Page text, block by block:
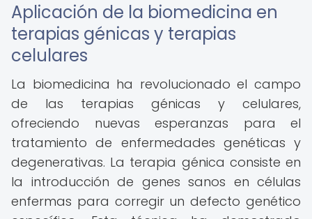
Aplicación de la biomedicina en
terapias génicas y terapias
celulares
La biomedicina ha revolucionado el campo
de las terapias génicas y celulares,
ofreciendo nuevas esperanzas para el
tratamiento de enfermedades genéticas y
degenerativas. La terapia génica consiste en
la introducción de genes sanos en células
enfermas para corregir un defecto genético